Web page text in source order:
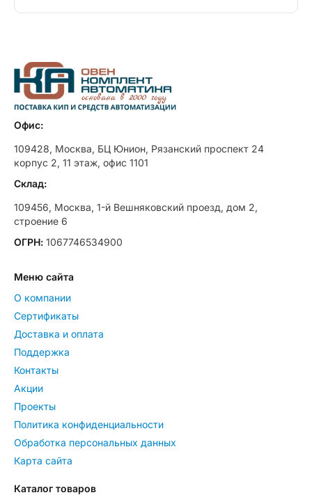
Офис:
109428, Москва, БЦ Юнион, Рязанский проспект 24
корпус 2, 11 этаж, офис 1101
Склад:
109456, Москва, 1-й Вешняковский проезд, дом 2,
строение 6
ОГРН: 1067746534900
Меню сайта
О компании
Сертификаты
Доставка и оплата
Поддержка
Контакты
Акции
Проекты
Политика конфиденциальности
Обработка персональных данных
Карта сайта
Каталог товаров